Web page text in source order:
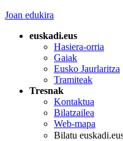
Joan edukira
euskadi.eus
Hasiera-orria
Gaiak
Eusko Jaurlaritza
Tramiteak
Tresnak
Kontaktua
Bilatzailea
Web-mapa
Bilatu